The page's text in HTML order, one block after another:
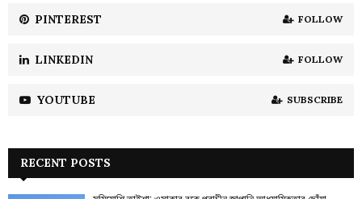
PINTEREST FOLLOW
LINKEDIN FOLLOW
YOUTUBE SUBSCRIBE
RECENT POSTS